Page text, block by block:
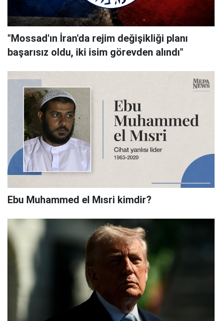
"Mossad'ın İran'da rejim değişikliği planı
başarısız oldu, iki isim görevden alındı"
Ebu Muhammed el Mısri kimdir?